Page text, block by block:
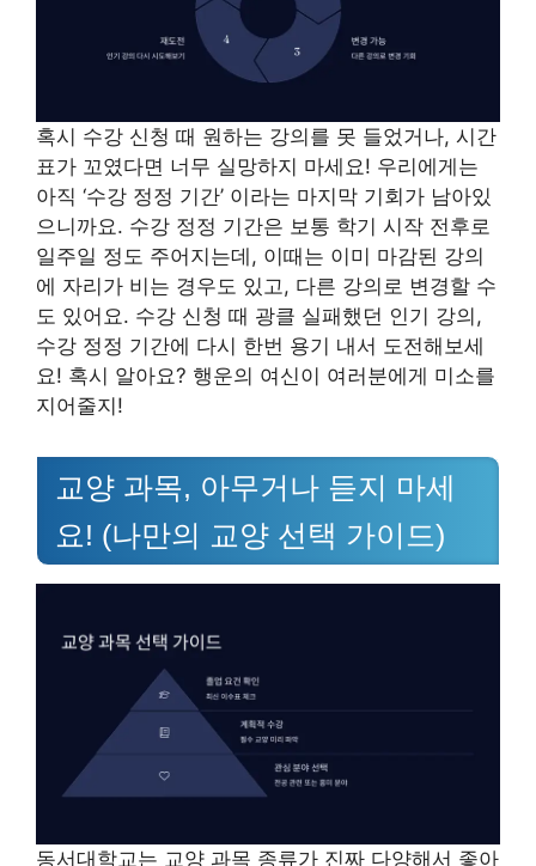
혹시 수강 신청 때 원하는 강의를 못 들었거나, 시간
표가 꼬였다면 너무 실망하지 마세요! 우리에게는
아직 ‘수강 정정 기간’ 이라는 마지막 기회가 남아있
으니까요. 수강 정정 기간은 보통 학기 시작 전후로
일주일 정도 주어지는데, 이때는 이미 마감된 강의
에 자리가 비는 경우도 있고, 다른 강의로 변경할 수
도 있어요. 수강 신청 때 광클 실패했던 인기 강의,
수강 정정 기간에 다시 한번 용기 내서 도전해보세
요! 혹시 알아요? 행운의 여신이 여러분에게 미소를
지어줄지!
교양 과목, 아무거나 듣지 마세
요! (나만의 교양 선택 가이드)
동서대학교는 교양 과목 종류가 진짜 다양해서 좋아